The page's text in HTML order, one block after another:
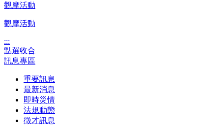
觀摩活動
觀摩活動
:::
點選收合
訊息專區
重要訊息
最新消息
即時災情
法規動態
徵才訊息